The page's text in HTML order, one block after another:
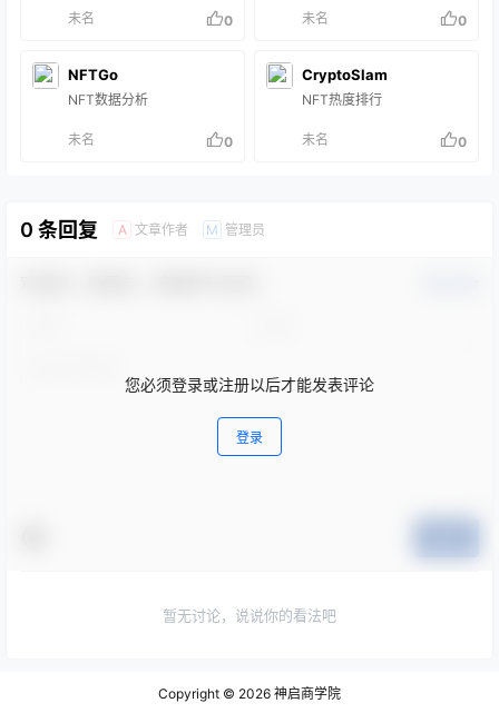
未名 0 未名 0
NFTGo
NFT数据分析
未名 0
CryptoSlam
NFT热度排行
未名 0
0 条回复 A 文章作者 M 管理员
您必须登录或注册以后才能发表评论
登录
暂无讨论，说说你的看法吧
Copyright © 2026 神启商学院